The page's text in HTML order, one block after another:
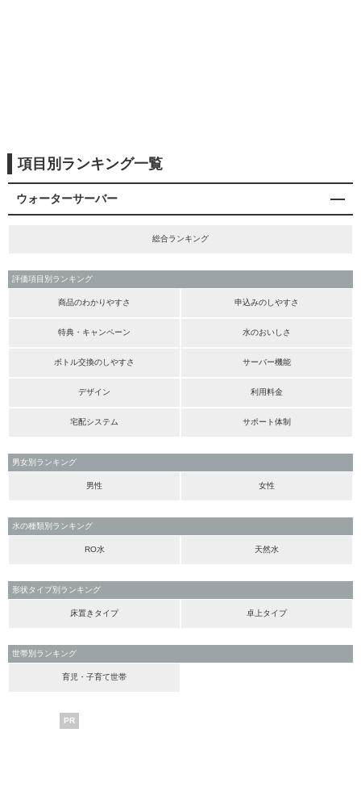
項目別ランキング一覧
ウォーターサーバー
総合ランキング
評価項目別ランキング
商品のわかりやすさ 申込みのしやすさ
特典・キャンペーン 水のおいしさ
ボトル交換のしやすさ サーバー機能
デザイン 利用料金
宅配システム サポート体制
男女別ランキング
男性 女性
水の種類別ランキング
RO水 天然水
形状タイプ別ランキング
床置きタイプ 卓上タイプ
世帯別ランキング
育児・子育て世帯
PR